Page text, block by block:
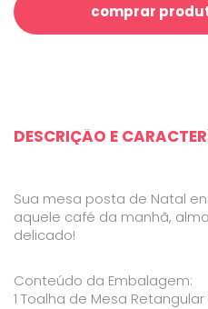
comprar
DESCRIÇÃO E
Sua mesa posta de Natal
aquele café da manhã,
delicado!
Conteúdo da Embalagem:
1 Toalha de Mesa Retangular